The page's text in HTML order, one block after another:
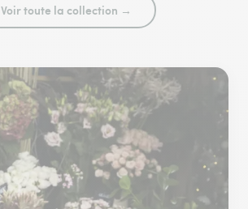
Voir toute la collection →